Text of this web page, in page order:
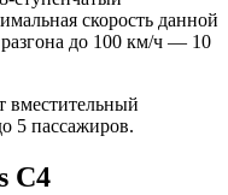
скорость данной
до 100 км/ч — 10
вместительный
5 пассажиров.
C4